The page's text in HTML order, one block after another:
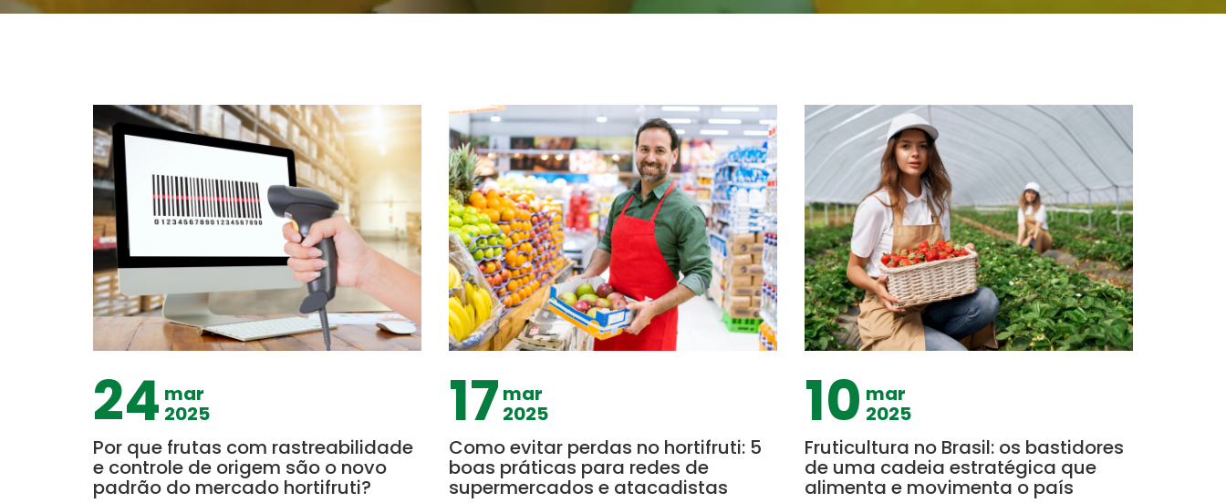
24 mar
2025
Por que frutas com rastreabilidade
e controle de origem são o novo
padrão do mercado hortifruti?
17 mar
2025
Como evitar perdas no hortifruti: 5
boas práticas para redes de
supermercados e atacadistas
10 mar
2025
Fruticultura no Brasil: os bastidores
de uma cadeia estratégica que
alimenta e movimenta o país